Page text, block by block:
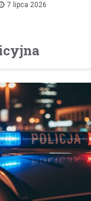
7 lipca 2026